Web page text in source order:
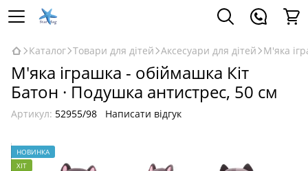
Каталог Товари для дітей Аксесуари для дітей М'яка
М'яка іграшка - обіймашка Кіт
Батон · Подушка антистрес, 50 ​​см
Артикул: 52955/98 Написати відгук
НОВИНКА
ХІТ